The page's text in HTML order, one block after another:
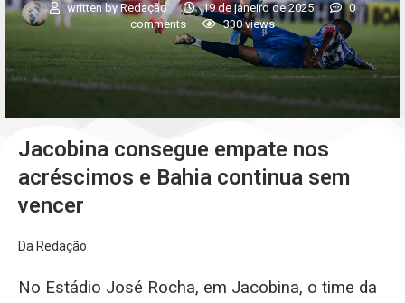
written byRedação 19 de janeiro de 2025
0
comments
330views
Jacobina consegue empate nos
acréscimos e Bahia continua sem
vencer
Da Redação
No Estádio José Rocha, em Jacobina, o time da